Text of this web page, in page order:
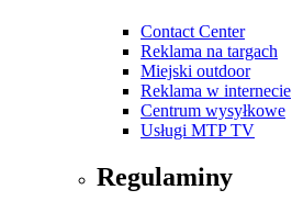
Contact Center
Reklama na targach
Miejski outdoor
Reklama w internecie
Centrum wysyłkowe
Usługi MTP TV
Regulaminy